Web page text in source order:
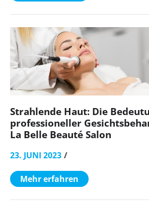
Strahlende Haut: Die
professioneller
La Belle Beauté Salon
23. JUNI 2023
Mehr erfahren